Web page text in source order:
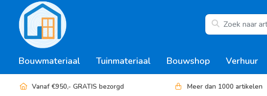
Bouwmateriaal Tuinmateriaal Bouwshop Verhuur
Vanaf €950,- GRATIS bezorgd Meer dan 1000 artikelen